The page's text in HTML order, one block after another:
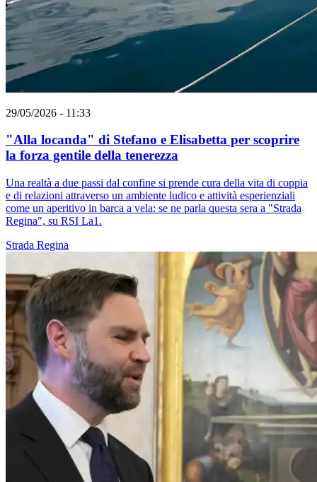
29/05/2026 - 11:33
"Alla locanda" di Stefano e Elisabetta per scoprire
la forza gentile della tenerezza
Una realtà a due passi dal confine si prende cura della vita di coppia
e di relazioni attraverso un ambiente ludico e attività esperienziali
come un aperitivo in barca a vela: se ne parla questa sera a "Strada
Regina", su RSI La1.
Strada Regina